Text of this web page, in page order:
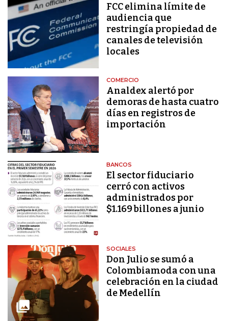
FCC elimina límite de
audiencia que
restringía propiedad de
canales de televisión
locales
COMERCIO
Analdex alertó por
demoras de hasta cuatro
días en registros de
importación
BANCOS
El sector fiduciario
cerró con activos
administrados por
$1.169 billones a junio
SOCIALES
Don Julio se sumó a
Colombiamoda con una
celebración en la ciudad
de Medellín